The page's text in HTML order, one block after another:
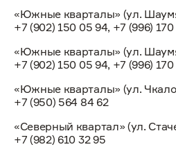
«Южные кварталы» (ул.
+7 (902) 150 05 94, +7 (996) 170
«Южные кварталы» (ул.
+7 (902) 150 05 94, +7 (996) 170
«Южные кварталы» (ул.
+7 (950) 564 84 62
«Северный квартал» (ул.
+7 (982) 610 32 95